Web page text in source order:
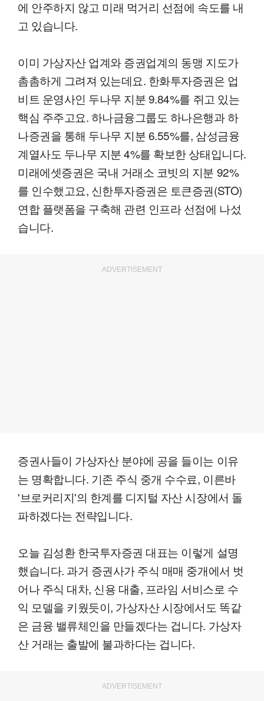
에 안주하지 않고 미래 먹거리 선점에 속도를 내
고 있습니다.
이미 가상자산 업계와 증권업계의 동맹 지도가
촘촘하게 그려져 있는데요. 한화투자증권은 업
비트 운영사인 두나무 지분 9.84%를 쥐고 있는
핵심 주주고요. 하나금융그룹도 하나은행과 하
나증권을 통해 두나무 지분 6.55%를, 삼성금융
계열사도 두나무 지분 4%를 확보한 상태입니다.
미래에셋증권은 국내 거래소 코빗의 지분 92%
를 인수했고요, 신한투자증권은 토큰증권(STO)
연합 플랫폼을 구축해 관련 인프라 선점에 나섰
습니다.
ADVERTISEMENT
증권사들이 가상자산 분야에 공을 들이는 이유
는 명확합니다. 기존 주식 중개 수수료, 이른바
'브로커리지'의 한계를 디지털 자산 시장에서 돌
파하겠다는 전략입니다.
오늘 김성환 한국투자증권 대표는 이렇게 설명
했습니다. 과거 증권사가 주식 매매 중개에서 벗
어나 주식 대차, 신용 대출, 프라임 서비스로 수
익 모델을 키웠듯이, 가상자산 시장에서도 똑같
은 금융 밸류체인을 만들겠다는 겁니다. 가상자
산 거래는 출발에 불과하다는 겁니다.
ADVERTISEMENT